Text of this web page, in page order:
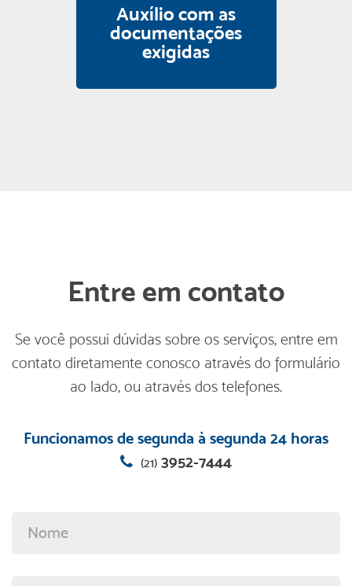
Auxílio com as
documentações
exigidas
Entre em contato
Se você possui dúvidas sobre os serviços, entre em
contato diretamente conosco através do formulário
ao lado, ou através dos telefones.
Funcionamos de segunda à segunda 24 horas
(21) 3952-7444
Nome